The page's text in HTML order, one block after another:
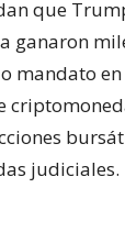
que
ganaron
mandato en
judiciales.